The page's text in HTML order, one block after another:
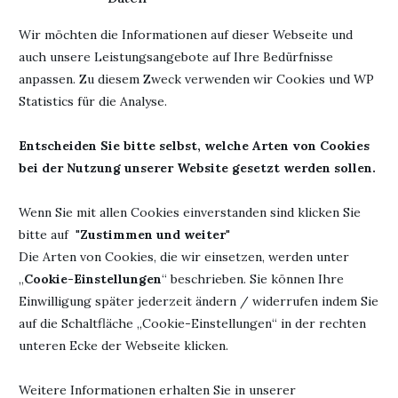
Wir möchten die Informationen auf dieser Webseite und
auch unsere Leistungsangebote auf Ihre Bedürfnisse
anpassen. Zu diesem Zweck verwenden wir Cookies und WP
Statistics für die Analyse.
Entscheiden Sie bitte selbst, welche Arten von Cookies
bei der Nutzung unserer Website gesetzt werden sollen.
Wenn Sie mit allen Cookies einverstanden sind klicken Sie
bitte auf "Zustimmen und weiter"
Die Arten von Cookies, die wir einsetzen, werden unter
„Cookie-Einstellungen“ beschrieben. Sie können Ihre
Einwilligung später jederzeit ändern / widerrufen indem Sie
auf die Schaltfläche „Cookie-Einstellungen“ in der rechten
unteren Ecke der Webseite klicken.
Weitere Informationen erhalten Sie in unserer
Wo ist die Sicht?
Sonntag – die Komfortzone hatte